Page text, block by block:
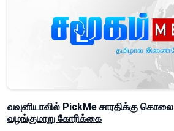
வவுனியாவில் PickMe சாரதிக்கு கொலை
வழங்குமாறு கோரிக்கை